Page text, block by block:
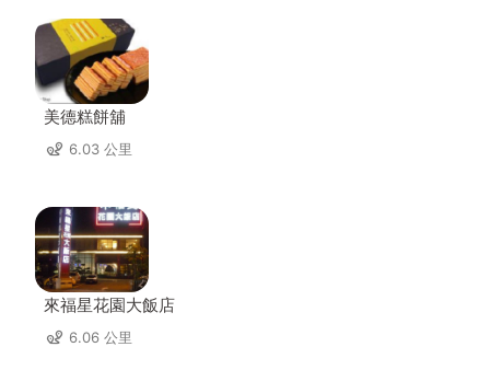
美德糕餅舖
6.03 公里
來福星花園大飯店
6.06 公里